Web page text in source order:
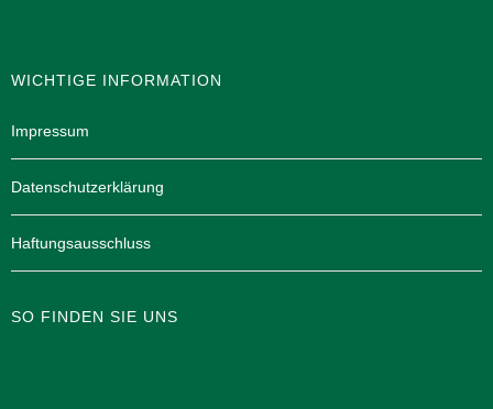
WICHTIGE INFORMATION
Impressum
Datenschutzerklärung
Haftungsausschluss
SO FINDEN SIE UNS